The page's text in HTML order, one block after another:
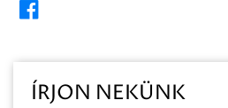
ÍRJON NEKÜNK